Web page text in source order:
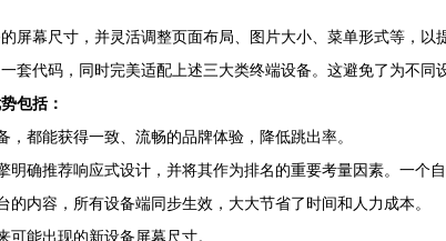
屏幕尺寸，并灵活调整页面布局、图片大小、菜单形式等，以
套代码，同时完美适配上述三大类终端设备。这避免了为不
包括：
，都能获得一致、流畅的品牌体验，降低跳出率。
明确推荐响应式设计，并将其作为排名的重要考量因素。一个
的内容，所有设备端同步生效，大大节省了时间和人力成本。
可能出现的新设备屏幕尺寸。